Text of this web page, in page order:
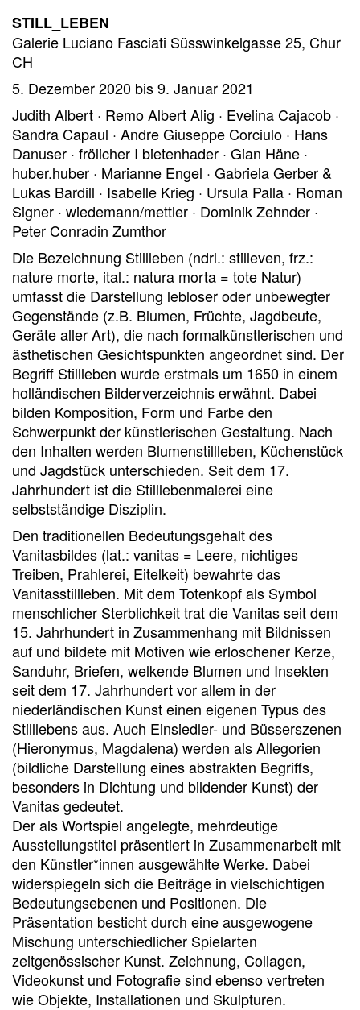
STILL_LEBEN
Galerie Luciano Fasciati Süsswinkelgasse 25, Chur
CH
5. Dezember 2020 bis 9. Januar 2021
Judith Albert · Remo Albert Alig · Evelina Cajacob ·
Sandra Capaul · Andre Giuseppe Corciulo · Hans
Danuser · frölicher I bietenhader · Gian Häne ·
huber.huber · Marianne Engel · Gabriela Gerber &
Lukas Bardill · Isabelle Krieg · Ursula Palla · Roman
Signer · wiedemann/mettler · Dominik Zehnder ·
Peter Conradin Zumthor
Die Bezeichnung Stillleben (ndrl.: stilleven, frz.:
nature morte, ital.: natura morta = tote Natur)
umfasst die Darstellung lebloser oder unbewegter
Gegenstände (z.B. Blumen, Früchte, Jagdbeute,
Geräte aller Art), die nach formalkünstlerischen und
ästhetischen Gesichtspunkten angeordnet sind. Der
Begriff Stillleben wurde erstmals um 1650 in einem
holländischen Bilderverzeichnis erwähnt. Dabei
bilden Komposition, Form und Farbe den
Schwerpunkt der künstlerischen Gestaltung. Nach
den Inhalten werden Blumenstillleben, Küchenstück
und Jagdstück unterschieden. Seit dem 17.
Jahrhundert ist die Stilllebenmalerei eine
selbstständige Disziplin.
Den traditionellen Bedeutungsgehalt des
Vanitasbildes (lat.: vanitas = Leere, nichtiges
Treiben, Prahlerei, Eitelkeit) bewahrte das
Vanitasstillleben. Mit dem Totenkopf als Symbol
menschlicher Sterblichkeit trat die Vanitas seit dem
15. Jahrhundert in Zusammenhang mit Bildnissen
auf und bildete mit Motiven wie erloschener Kerze,
Sanduhr, Briefen, welkende Blumen und Insekten
seit dem 17. Jahrhundert vor allem in der
niederländischen Kunst einen eigenen Typus des
Stilllebens aus. Auch Einsiedler- und Büsserszenen
(Hieronymus, Magdalena) werden als Allegorien
(bildliche Darstellung eines abstrakten Begriffs,
besonders in Dichtung und bildender Kunst) der
Vanitas gedeutet.
Der als Wortspiel angelegte, mehrdeutige
Ausstellungstitel präsentiert in Zusammenarbeit mit
den Künstler*innen ausgewählte Werke. Dabei
widerspiegeln sich die Beiträge in vielschichtigen
Bedeutungsebenen und Positionen. Die
Präsentation besticht durch eine ausgewogene
Mischung unterschiedlicher Spielarten
zeitgenössischer Kunst. Zeichnung, Collagen,
Videokunst und Fotografie sind ebenso vertreten
wie Objekte, Installationen und Skulpturen.